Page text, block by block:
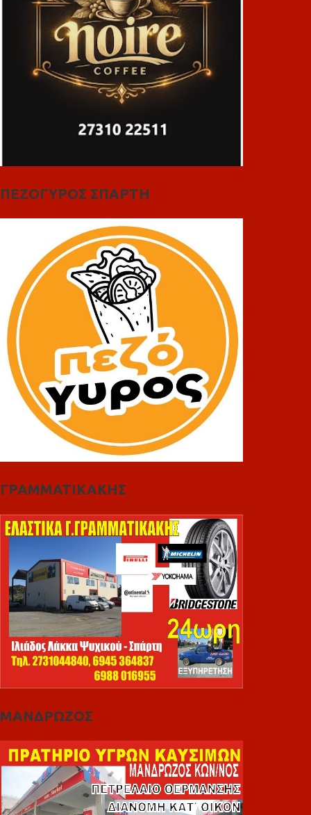
ΠΕΖΟΓΥΡΟΣ ΣΠΑΡΤΗ
ΓΡΑΜΜΑΤΙΚΑΚΗΣ
ΜΑΝΔΡΩΖΟΣ